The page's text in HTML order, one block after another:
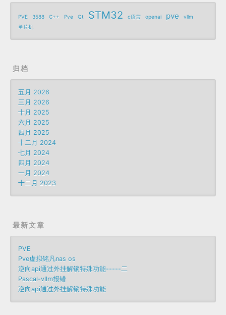
PVE 3588 C++ Pve Qt STM32 c语言 openai pve
vllm
单片机
归档
五月 2026
三月 2026
十月 2025
六月 2025
四月 2025
十二月 2024
七月 2024
四月 2024
一月 2024
十二月 2023
最新文章
PVE
Pve虚拟铭凡nas os
逆向api通过外挂解锁特殊功能-----二
Pascal-vllm报错
逆向api通过外挂解锁特殊功能